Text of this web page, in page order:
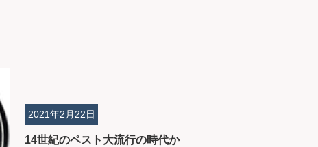
14世紀のペスト大流行の時代か
2021年2月22日